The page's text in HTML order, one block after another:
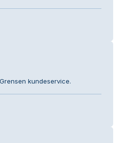
kundeservice.